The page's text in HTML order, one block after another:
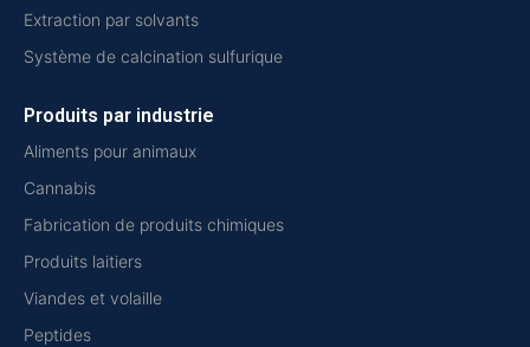
Extraction par solvants
Système de calcination sulfurique
Produits par industrie
Aliments pour animaux
Cannabis
Fabrication de produits chimiques
Produits laitiers
Viandes et volaille
Peptides